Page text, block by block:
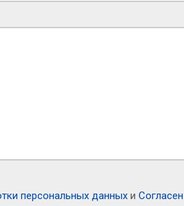
персональных данных и